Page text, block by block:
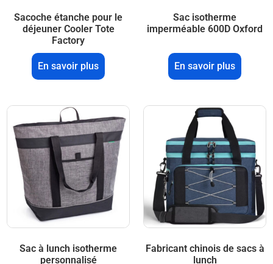
Sacoche étanche pour le
déjeuner Cooler Tote
Factory
En savoir plus
Sac isotherme
imperméable 600D Oxford
En savoir plus
Sac à lunch isotherme
personnalisé
Fabricant chinois de sacs à
lunch